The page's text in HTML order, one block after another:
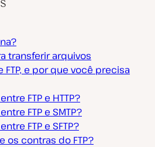
transferir arquivos
e por que você precisa
FTP e HTTP?
FTP e SMTP?
FTP e SFTP?
os contras do FTP?